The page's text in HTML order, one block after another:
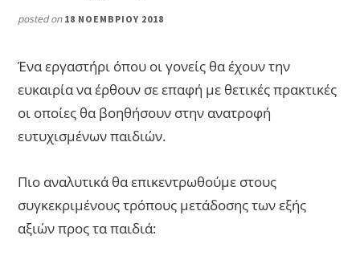
posted on 18 ΝΟΕΜΒΡΊΟΥ 2018
Ένα εργαστήρι όπου οι γονείς θα έχουν την
ευκαιρία να έρθουν σε επαφή με θετικές πρακτικές
οι οποίες θα βοηθήσουν στην ανατροφή
ευτυχισμένων παιδιών.
Πιο αναλυτικά θα επικεντρωθούμε στους
συγκεκριμένους τρόπους μετάδοσης των εξής
αξιών προς τα παιδιά: